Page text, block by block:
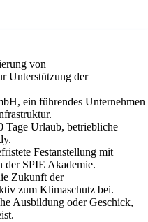
von
Unterstützung der
ein führendes Unternehmen
Tage Urlaub, betriebliche
Festanstellung mit
der SPIE Akademie.
Zukunft der
zum Klimaschutz bei.
Ausbildung oder Geschick,